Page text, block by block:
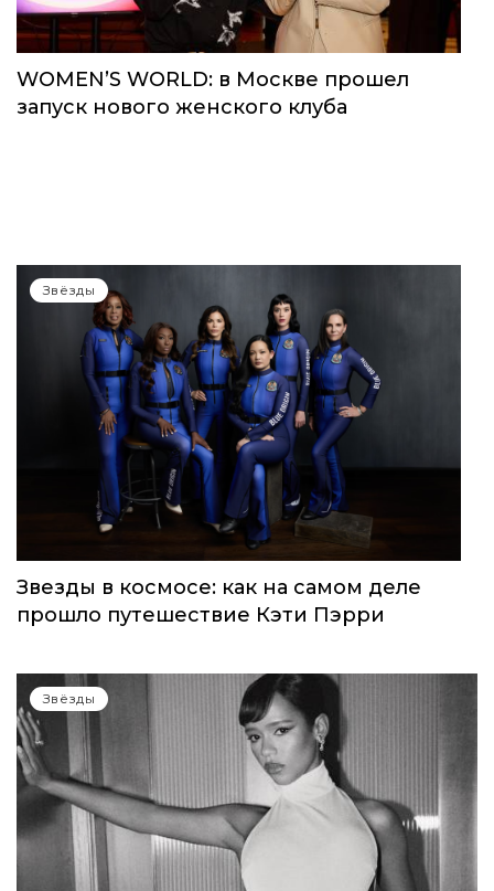
WOMEN’S WORLD: в Москве прошел
запуск нового женского клуба
Звёзды
Звезды в космосе: как на самом деле
прошло путешествие Кэти Пэрри
Звёзды